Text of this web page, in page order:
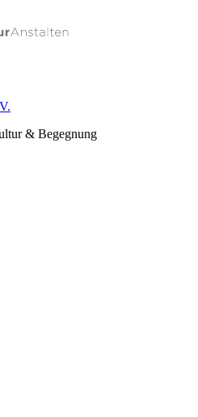
& Begegnung